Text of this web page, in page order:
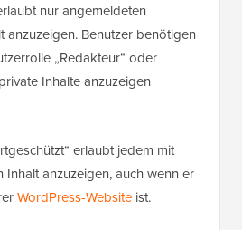
nur angemeldeten
anzuzeigen. Benutzer benötigen
„Redakteur“ oder
Inhalte anzuzeigen
erlaubt jedem mit
Inhalt anzuzeigen, auch wenn er
WordPress-Website ist.